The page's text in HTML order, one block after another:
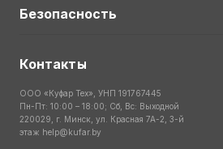
Безопасность
Контакты
ООО «Куфар Тех», УНП 191767445
Пн-Пт: 10:00 – 18:00; Сб, Вс: Выходной
220029, г. Минск, ул. Красная 7А-2, 3-й
этаж help@kufar.by